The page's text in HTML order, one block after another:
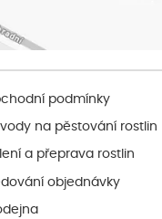
podmínky
na pěstování rostlin
a přeprava rostlin
objednávky